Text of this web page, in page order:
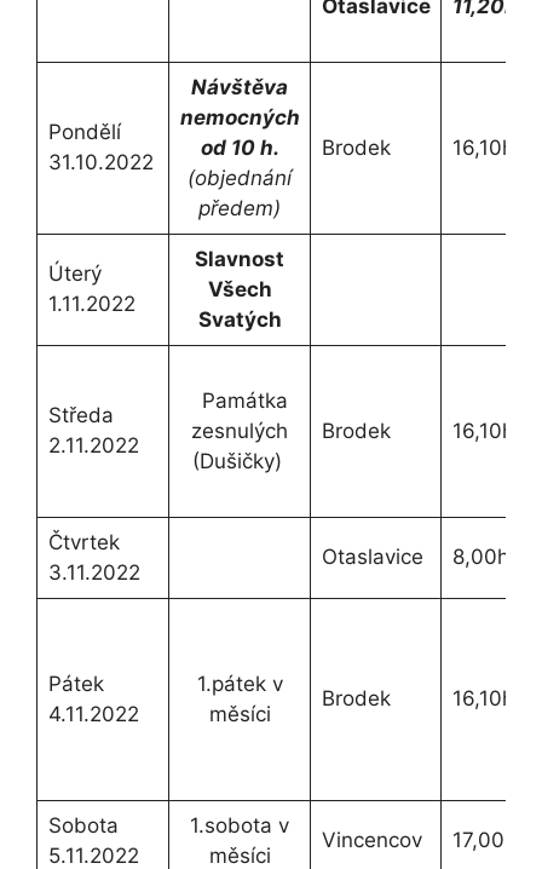
Otaslavice 11,20h.
Pondělí
31.10.2022
Návštěva
nemocných
od 10 h.
(objednání
předem)
Brodek 16,10h
Úterý
1.11.2022
Slavnost
Všech
Svatých
Středa
2.11.2022
Památka
zesnulých
(Dušičky)
Brodek 16,10h.
Čtvrtek
3.11.2022
Otaslavice 8,00h.
Pátek
4.11.2022
1.pátek v
měsíci
Brodek 16,10h.
Sobota
5.11.2022
1.sobota v
měsíci
Vincencov 17,00h.